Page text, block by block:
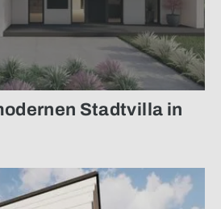
Stadtvilla in